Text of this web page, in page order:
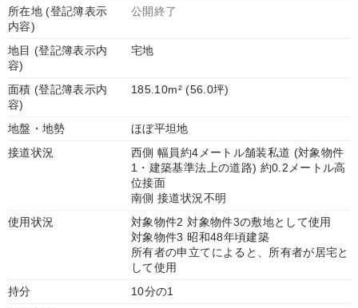
所在地 (登記簿表示
内容)
公開終了
地目 (登記簿表示内
容)
宅地
面積 (登記簿表示内
容)
185.10m² (56.0坪)
地盤・地勢
ほぼ平坦地
接道状況
西側 幅員約4メートル舗装私道 (対象物件
1・建築基準法上の道路) 約0.2メートル高
位接面
南側 接道状況不明
使用状況
対象物件2 対象物件3の敷地として使用
対象物件3 昭和48年頃建築
所有者の申立てによると、所有者が居宅と
して使用
持分
10分の1